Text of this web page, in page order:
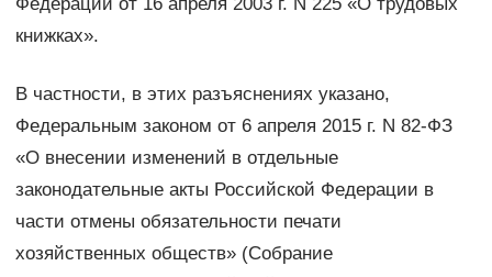
Федерации от 16 апреля 2003 г. N 225 «О трудовых
книжках».
В частности, в этих разъяснениях указано,
Федеральным законом от 6 апреля 2015 г. N 82-ФЗ
«О внесении изменений в отдельные
законодательные акты Российской Федерации в
части отмены обязательности печати
хозяйственных обществ» (Собрание